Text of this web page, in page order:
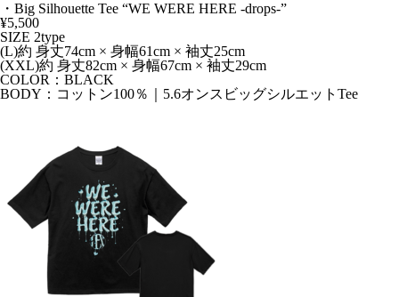
・Big Silhouette Tee “WE WERE HERE -drops-”
¥5,500
SIZE 2type
(L)約 身丈74cm × 身幅61cm × 袖丈25cm
(XXL)約 身丈82cm × 身幅67cm × 袖丈29cm
COLOR：BLACK
BODY：コットン100％｜5.6オンスビッグシルエットTee